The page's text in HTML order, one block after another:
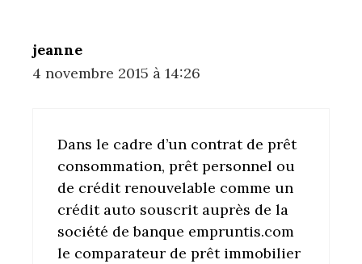
jeanne
4 novembre 2015 à 14:26
Dans le cadre d’un contrat de prêt
consommation, prêt personnel ou
de crédit renouvelable comme un
crédit auto souscrit auprès de la
société de banque empruntis.com
le comparateur de prêt immobilier